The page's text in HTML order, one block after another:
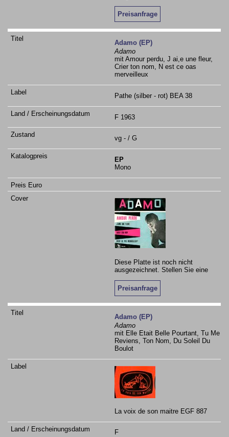
Preisanfrage
Adamo (EP)
Adamo
mit Amour perdu, J ai,e une fleur,
Crier ton nom, N est ce oas
merveilleux
Pathe (silber - rot) BEA 38
F 1963
vg - / G
EP
Mono
Diese Platte ist noch nicht
ausgezeichnet. Stellen Sie eine
Preisanfrage
Adamo (EP)
Adamo
mit Elle Etait Belle Pourtant, Tu Me
Reviens, Ton Nom, Du Soleil Du
Boulot
La voix de son maitre EGF 887
F